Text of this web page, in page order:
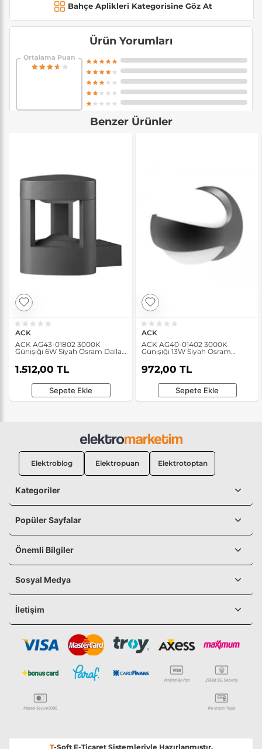
Bahçe Aplikleri Kategorisine Göz At
Ürün Yorumları
Ortalama Puan
Benzer Ürünler
ACK
ACK AG43-01802 3000K
Günışığı 6W Siyah Osram Dallas
1.512,00 TL
Sepete Ekle
ACK
ACK AG40-01402 3000K
Günışığı 13W Siyah Osram
972,00 TL
Sepete Ekle
Elektroblog Elektropuan Elektrotoptan
Kategoriler
Popüler Sayfalar
Önemli Bilgiler
Sosyal Medya
İletişim
T-Soft E-TicaretSistemleriyle Hazırlanmıştır.